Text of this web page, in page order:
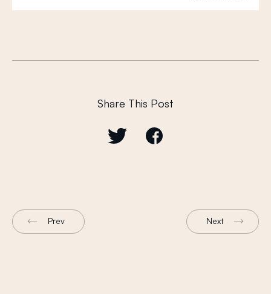
Share This Post
Prev Next